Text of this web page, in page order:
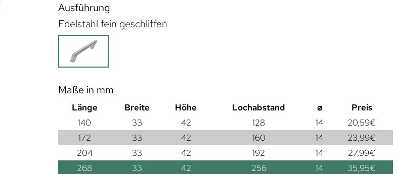
Ausführung
Edelstahl fein geschliffen
Maße in mm
Länge Breite Höhe Lochabstand ⌀
Preis
140
33 42 128 14 20,59€
172
33 42 160 14 23,99€
204
33 42 192 14 27,99€
268
33 42 256 14 35,95€